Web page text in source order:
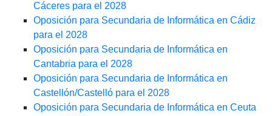
Cáceres para el 2028
Oposición para Secundaria de Informática en Cádiz
para el 2028
Oposición para Secundaria de Informática en
Cantabria para el 2028
Oposición para Secundaria de Informática en
Castellón/Castelló para el 2028
Oposición para Secundaria de Informática en Ceuta